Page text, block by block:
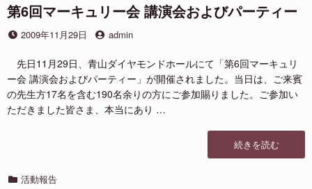
ッ
プ
第6回マーキュリー会 講演会およびパーティー
投
日
2009年11月29日
投
者
admin
先日11月29日、青山ダイヤモンドホールにて「第6回マーキュリ
ー会 講演会およびパーティー」が開催されました。当日は、ご来賓
の先生方17名を含む190名余りの方にご参加賜りました。ご参加い
ただきました皆さま、本当にあり …
“第
6
続きを読む
カ 活動報告